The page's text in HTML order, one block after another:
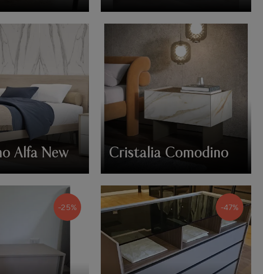
Alfa New Cristalia Comodino
-25% -47%